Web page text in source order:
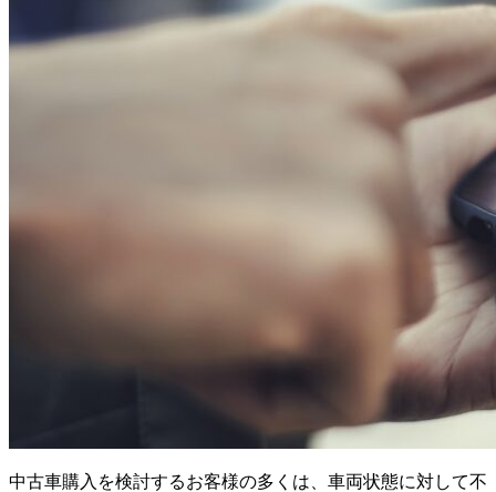
中古車購入を検討するお客様の多くは、車両状態に対して不